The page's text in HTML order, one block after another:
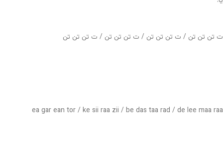
ت تن تن تن / ت تن تن تن / ت تن تن تن / ت تن تن تن
ea gar ean tor / ke sii raa zii / be das taa rad / de lee maa raa